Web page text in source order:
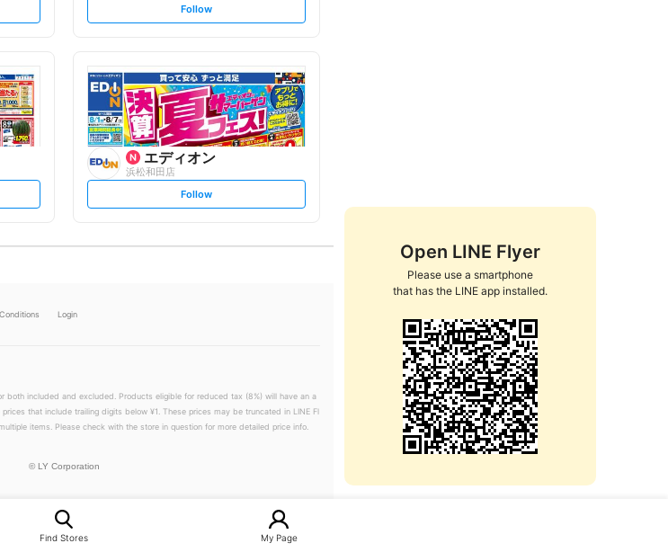
s
t
o
w
Follow
エディオン
浜松和田店
s
t
Follow
Open LINE Flyer
Please use a smartphone
that has the LINE app installed.
Login
both included and excluded. Products eligible for reduced tax (8%) will have an a
that include trailing digits below ¥1. These prices may be truncated in LINE Fl
items. Please check with the store in question for more detailed price info.
© LY Corporation
Find Stores My Page